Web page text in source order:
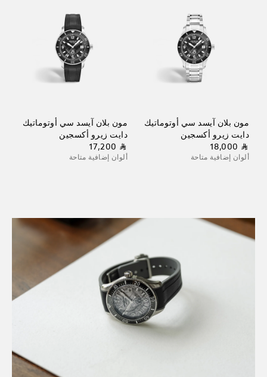
مون بلان آيسد سي أوتوماتيك
دايت زيرو أكسجين
⃁ 18,000
ألوان إضافية متاحة
مون بلان آيسد سي أوتوماتيك
دايت زيرو أكسجين
⃁ 17,200
ألوان إضافية متاحة